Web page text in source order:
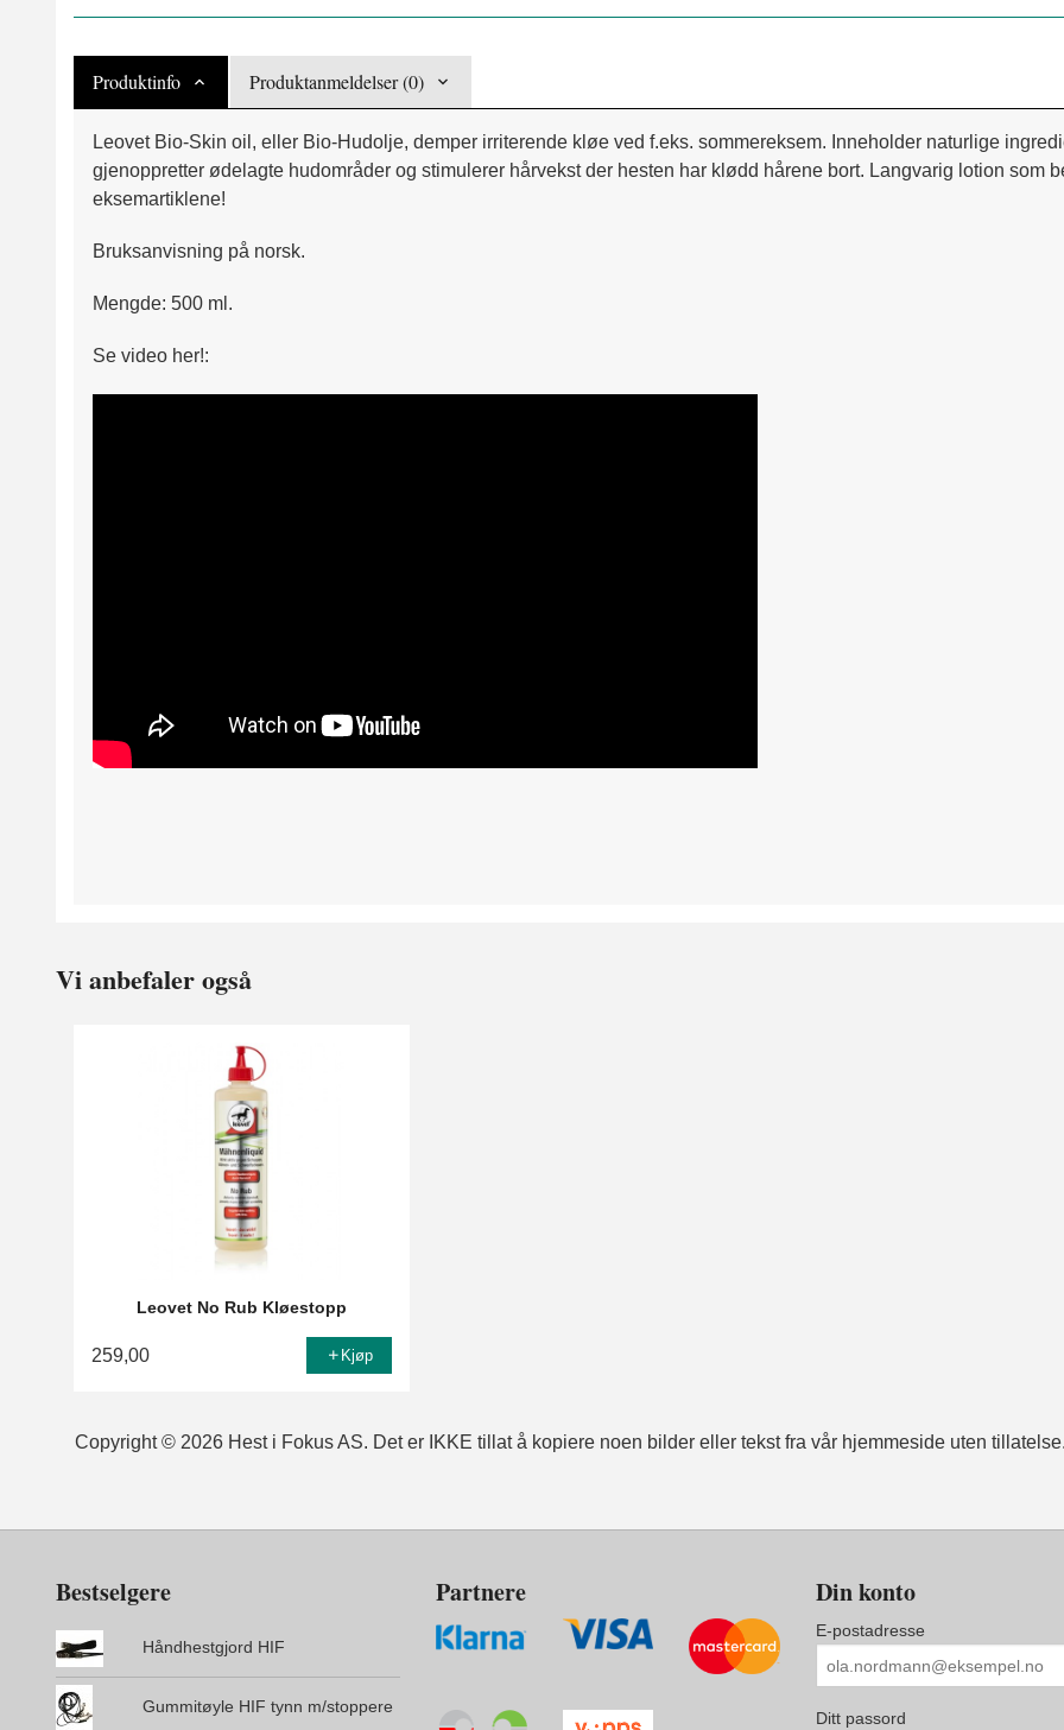
Produktinfo Produktanmeldelser (0)
Leovet Bio-Skin oil, eller Bio-Hudolje, demper irriterende kløe ved f.eks. sommereksem. Inneholder naturlige
gjenoppretter ødelagte hudområder og stimulerer hårvekst der hesten har klødd hårene bort. Langvarig lotion som
eksemartiklene!
Bruksanvisning på norsk.
Mengde: 500 ml.
Se video her!:
Vi anbefaler også
Leovet No Rub Kløestopp
259,00 Kjøp
Copyright © 2026 Hest i Fokus AS. Det er IKKE tillat å kopiere noen bilder eller tekst fra vår hjemmeside uten tillatelse.
Bestselgere
Håndhestgjord HIF
Gummitøyle HIF tynn m/stoppere
Partnere Din konto
E-postadresse
Ditt passord